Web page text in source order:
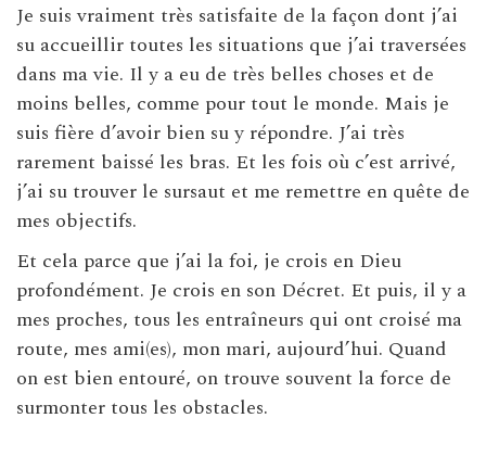
Je suis vraiment très satisfaite de la façon dont j’ai
su accueillir toutes les situations que j’ai traversées
dans ma vie. Il y a eu de très belles choses et de
moins belles, comme pour tout le monde. Mais je
suis fière d’avoir bien su y répondre. J’ai très
rarement baissé les bras. Et les fois où c’est arrivé,
j’ai su trouver le sursaut et me remettre en quête de
mes objectifs.
Et cela parce que j’ai la foi, je crois en Dieu
profondément. Je crois en son Décret. Et puis, il y a
mes proches, tous les entraîneurs qui ont croisé ma
route, mes ami(es), mon mari, aujourd’hui. Quand
on est bien entouré, on trouve souvent la force de
surmonter tous les obstacles.